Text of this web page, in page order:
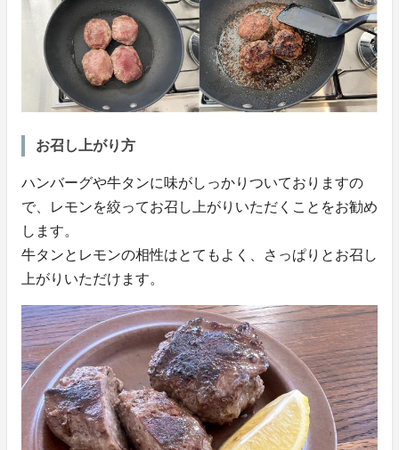
お召し上がり方
ハンバーグや牛タンに味がしっかりついておりますの
で、レモンを絞ってお召し上がりいただくことをお勧め
します。
牛タンとレモンの相性はとてもよく、さっぱりとお召し
上がりいただけます。